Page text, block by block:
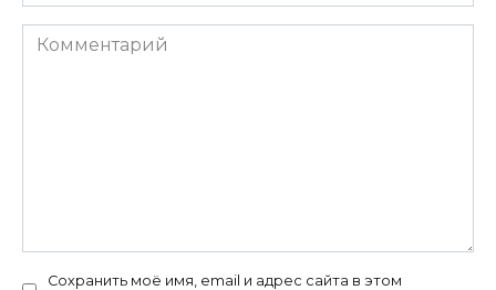
Комментарий
Сохранить моё имя, email и адрес сайта в этом